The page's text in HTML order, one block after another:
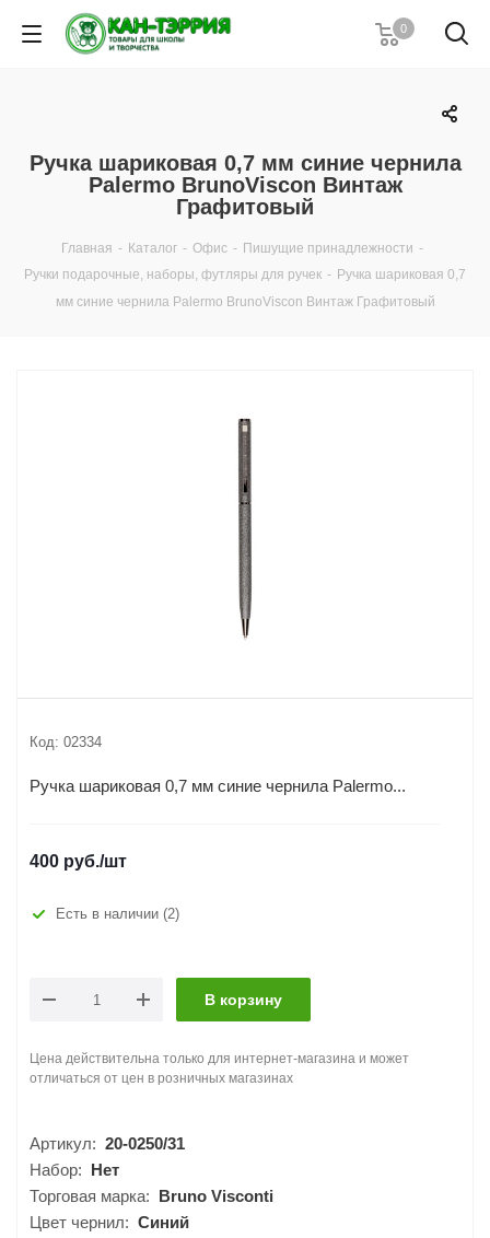
0
Ручка шариковая 0,7 мм синие чернила
Palermo BrunoViscon Винтаж
Графитовый
Главная - Каталог - Офис - Пишущие принадлежности -
Ручки подарочные, наборы, футляры для ручек - Ручка шариковая 0,7
мм синие чернила Palermo BrunoViscon Винтаж Графитовый
Код: 02334
Ручка шариковая 0,7 мм синие чернила Palermo...
400 руб./шт
Есть в наличии (2)
В корзину
Цена действительна только для интернет-магазина и может
отличаться от цен в розничных магазинах
Артикул: 20-0250/31
Набор: Нет
Торговая марка: Bruno Visconti
Цвет чернил: Синий